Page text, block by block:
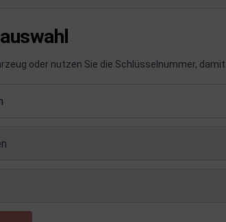
oder nutzen Sie die Schlüsselnummer,